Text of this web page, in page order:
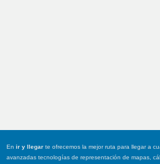
Enir y llegar te ofrecemos la mejor ruta para llegar a
avanzadas tecnologías de representación de mapas,